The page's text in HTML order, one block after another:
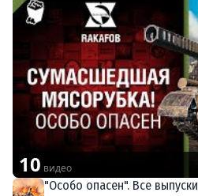
10 видео
"Особо опасен". Все выпуски